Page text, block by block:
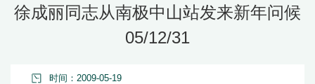
徐成丽同志从南极中山站发来新年问候
05/12/31
时间：2009-05-19